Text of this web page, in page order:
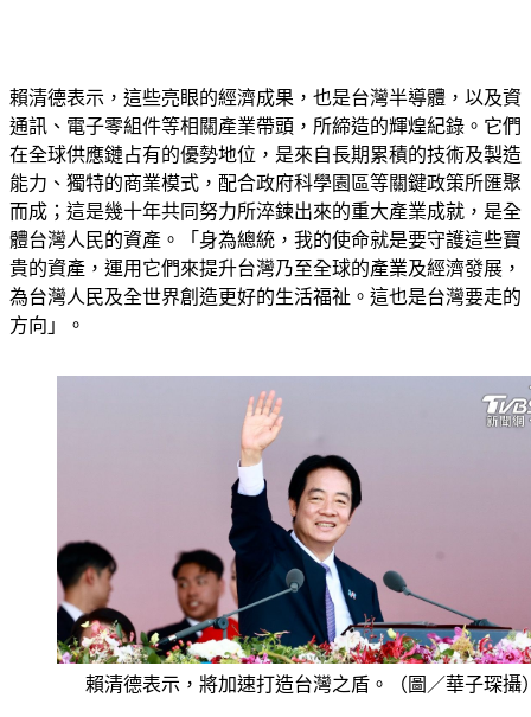
通訊、電子零組件等相關產業帶頭，所締造的輝煌紀錄。它們
在全球供應鏈占有的優勢地位，是來自長期累積的技術及製造
能力、獨特的商業模式，配合政府科學園區等關鍵政策所匯聚
而成；這是幾十年共同努力所淬鍊出來的重大產業成就，是全
體台灣人民的資產。「身為總統，我的使命就是要守護這些寶
貴的資產，運用它們來提升台灣乃至全球的產業及經濟發展，
為台灣人民及全世界創造更好的生活福祉。這也是台灣要走的
方向」。
賴清德表示，將加速打造台灣之盾。（圖／華子琛攝